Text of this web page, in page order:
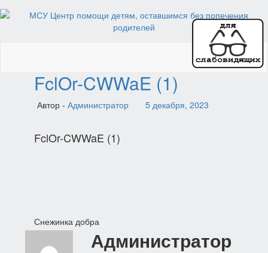
FclOr-CWWaE (1)
Автор - Администратор 5 декабря, 2023
FclOr-CWWaE (1)
Навигация
по
Снежинка добра
Администратор